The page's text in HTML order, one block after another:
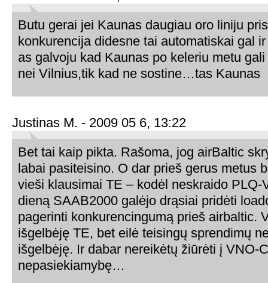
Butu gerai jei Kaunas daugiau oro liniju
konkurencija didesne tai automatiskai gal
as galvoju kad Kaunas po keleriu metu
nei Vilnius,tik kad ne sostine…tas Kaunas
Justinas M. - 2009 05 6, 13:22
Bet tai kaip pikta. Rašoma, jog airBaltic
labai pasiteisino. O dar prieš gerus metus
vieši klausimai TE – kodėl neskraido PLQ-
dieną SAAB2000 galėjo drąsiai pridėti
pagerinti konkurencingumą prieš airbaltic.
išgelbėję TE, bet eilė teisingų sprendimų
išgelbėję. Ir dabar nereikėtų žiūrėti į VNO-
nepasiekiamybę…